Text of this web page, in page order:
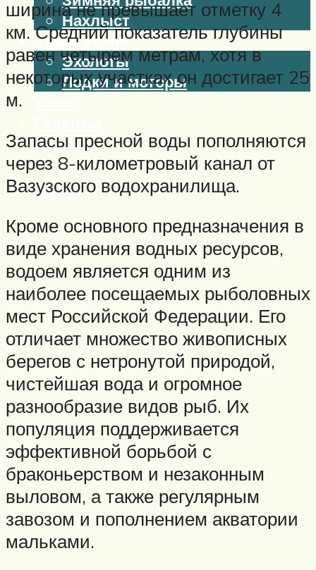
Нахлыст
Снаряжение
Эхолоты
Лодки и моторы
Разное
Меню
ширина не превышает отметку 4
км. Средний показатель глубины
равен четырем метрам, хотя в
некоторых участках он достигает 25
м.
Запасы пресной воды пополняются
через 8-километровый канал от
Вазузского водохранилища.
Кроме основного предназначения в
виде хранения водных ресурсов,
водоем является одним из
наиболее посещаемых рыболовных
мест Российской Федерации. Его
отличает множество живописных
берегов с нетронутой природой,
чистейшая вода и огромное
разнообразие видов рыб. Их
популяция поддерживается
эффективной борьбой с
браконьерством и незаконным
выловом, а также регулярным
завозом и пополнением акватории
мальками.